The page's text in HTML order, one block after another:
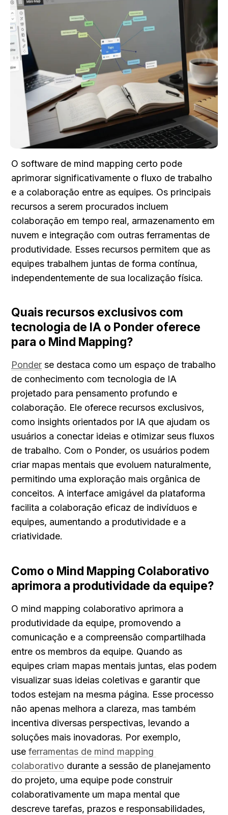
O software de mind mapping certo pode
aprimorar significativamente o fluxo de trabalho
e a colaboração entre as equipes. Os principais
recursos a serem procurados incluem
colaboração em tempo real, armazenamento em
nuvem e integração com outras ferramentas de
produtividade. Esses recursos permitem que as
equipes trabalhem juntas de forma contínua,
independentemente de sua localização física.
Quais recursos exclusivos com
tecnologia de IA o Ponder oferece
para o Mind Mapping?
Ponder se destaca como um espaço de trabalho
de conhecimento com tecnologia de IA
projetado para pensamento profundo e
colaboração. Ele oferece recursos exclusivos,
como insights orientados por IA que ajudam os
usuários a conectar ideias e otimizar seus fluxos
de trabalho. Com o Ponder, os usuários podem
criar mapas mentais que evoluem naturalmente,
permitindo uma exploração mais orgânica de
conceitos. A interface amigável da plataforma
facilita a colaboração eficaz de indivíduos e
equipes, aumentando a produtividade e a
criatividade.
Como o Mind Mapping Colaborativo
aprimora a produtividade da equipe?
O mind mapping colaborativo aprimora a
produtividade da equipe, promovendo a
comunicação e a compreensão compartilhada
entre os membros da equipe. Quando as
equipes criam mapas mentais juntas, elas podem
visualizar suas ideias coletivas e garantir que
todos estejam na mesma página. Esse processo
não apenas melhora a clareza, mas também
incentiva diversas perspectivas, levando a
soluções mais inovadoras. Por exemplo,
use ferramentas de mind mapping
colaborativo durante a sessão de planejamento
do projeto, uma equipe pode construir
colaborativamente um mapa mental que
descreve tarefas, prazos e responsabilidades,